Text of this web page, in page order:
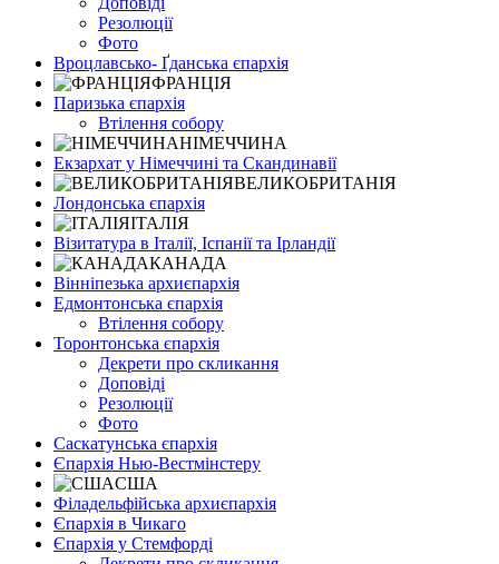
Резолюції
Фото
Вроцлавсько- Ґданська єпархія
ФРАНЦІЯ
Паризька єпархія
Втілення собору
НІМЕЧЧИНА
Екзархат у Німеччині та Скандинавії
ВЕЛИКОБРИТАНІЯ
Лондонська єпархія
ІТАЛІЯ
Візитатура в Італії, Іспанії та Ірландії
КАНАДА
Вінніпезька архиєпархія
Едмонтонська єпархія
Втілення собору
Торонтонська єпархія
Декрети про скликання
Доповіді
Резолюції
Фото
Саскатунська єпархія
Єпархія Нью-Вестмінстеру
США
Філадельфійська архиєпархія
Єпархія в Чикаго
Єпархія у Стемфорді